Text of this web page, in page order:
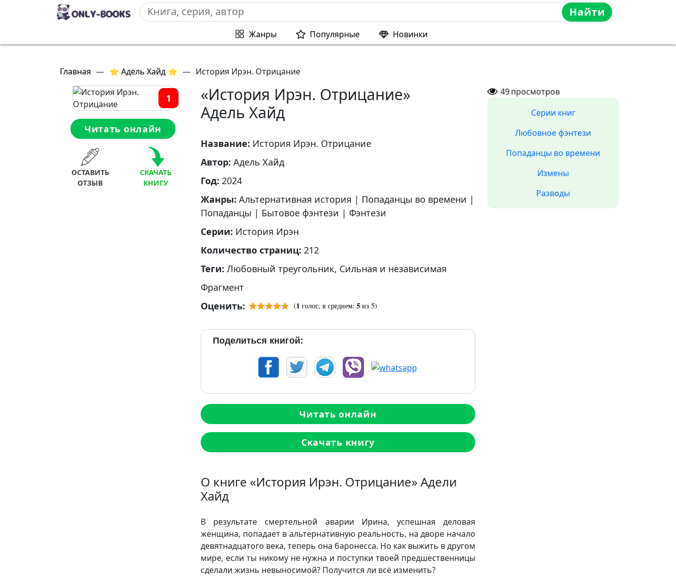
Найти
Жанры Популярные Новинки
Главная — ⭐ Адель Хайд ⭐ — История Ирэн. Отрицание
1
Читать онлайн
ОСТАВИТЬ
ОТЗЫВ
СКАЧАТЬ
КНИГУ
«История Ирэн. Отрицание»
Адель Хайд
Название: История Ирэн. Отрицание
Автор: Адель Хайд
Год: 2024
Жанры: Альтернативная история | Попаданцы во времени |
Попаданцы | Бытовое фэнтези | Фэнтези
Серии: История Ирэн
Количество страниц: 212
Теги: Любовный треугольник, Сильная и независимая
Фрагмент
Оценить:
(1 голос, в среднем: 5 из 5)
Поделиться книгой:
Читать онлайн
Скачать книгу
О книге «История Ирэн. Отрицание» Адели
Хайд
В результате смертельной аварии Ирина, успешная деловая
женщина, попадает в альтернативную реальность, на дворе начало
девятнадцатого века, теперь она баронесса. Но как выжить в другом
мире, если ты никому не нужна и поступки твоей предшественницы
сделали жизнь невыносимой? Получится ли всё изменить?
49просмотров
Серии книг
Любовное фэнтези
Попаданцы во времени
Измены
Разводы